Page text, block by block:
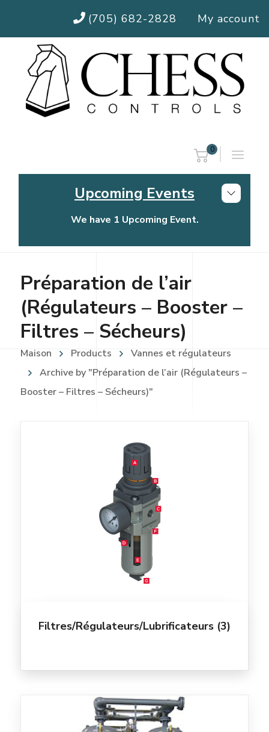
(705) 682-2828 My account
0
Upcoming Events
We have 1 Upcoming Event.
Chess Controls Golf Tournament
Préparation de l’air
(Régulateurs – Booster –
Filtres – Sécheurs)
Maison Products
Vannes et régulateurs
Archive by "Préparation de l’air (Régulateurs –
Booster – Filtres – Sécheurs)"
Filtres/Régulateurs/Lubrificateurs (3)